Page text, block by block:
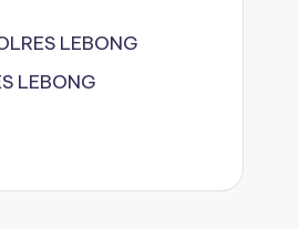
LEBONG
LEBONG